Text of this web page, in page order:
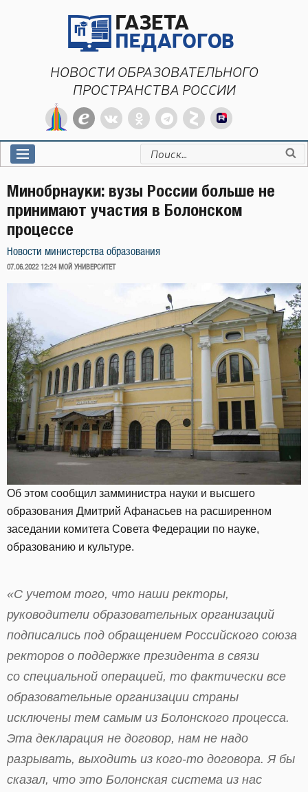
НОВОСТИ ОБРАЗОВАТЕЛЬНОГО
ПРОСТРАНСТВА РОССИИ
Искать:
Минобрнауки: вузы России больше не
принимают участия в Болонском
процессе
Новости министерства образования
ОПУБЛИКОВАНО
07.06.2022 12:24 МОЙ УНИВЕРСИТЕТ
Об этом сообщил замминистра науки и высшего
образования Дмитрий Афанасьев на расширенном
заседании комитета Совета Федерации по науке,
образованию и культуре.
«С учетом того, что наши ректоры,
руководители образовательных организаций
подписались под обращением Российского союза
ректоров о поддержке президента в связи
со специальной операцией, то фактически все
образовательные организации страны
исключены тем самым из Болонского процесса.
Эта декларация не договор, нам не надо
разрывать, выходить из кого-то договора. Я бы
сказал, что это Болонская система из нас